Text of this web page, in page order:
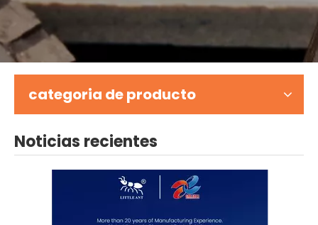
categoria de producto
Noticias recientes